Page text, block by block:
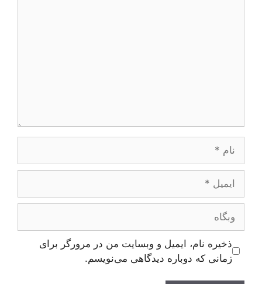
وبگاه
ذخیره نام، ایمیل و وبسایت من در مرورگر برای
زمانی که دوباره دیدگاهی می‌نویسم.